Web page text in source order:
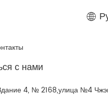
с нами
4, № 2168,улица №4